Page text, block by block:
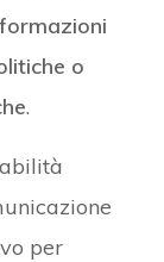
o
.
per